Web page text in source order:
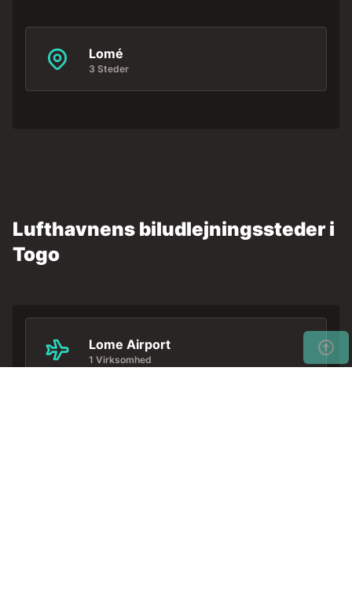
Lomé
3 Steder
Lufthavnens biludlejningssteder i
Togo
Lome Airport
1 Virksomhed